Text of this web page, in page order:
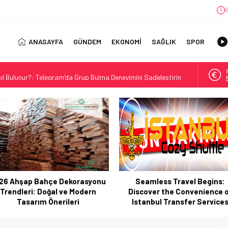
ANASAYFA GÜNDEM EKONOMİ SAĞLIK SPOR
Bulunur?: Telegram’da Grup Bulma Deneyimini Sadeleştirin
Trendleri: Doğal ve Modern Tasarım Önerileri
Uzun Vadede Sosyal Medya Başarısı Nasıl Sağlanır?
Discover the Convenience of Istanbul Transfer Services
Kız Öğrenci Yurtları
Maliyetlerle Verimlilik Sağlayın
Your Canada Immigration Guide Awaits
Diş Tedavisinin Yeni Yüzü
Dünyada Öne Çıkan Bir İsim
Seamless Travel Begins:
Discover the Convenience of
Istanbul Transfer Services
İstanbul’da Güvenli ve
Kız Öğrenci Yurtları